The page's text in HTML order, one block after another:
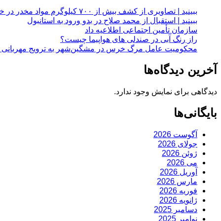
ببینید | تصاویری از کشف بیش از ۷۰۰ کیلوگرم مواد مخدر در خراسان رضوی
ببینید | استقبال از محمد صلاح در بدو ورود به استانبول
سازمان تأمین اجتماعی اطلاعیه داد
راز رنگ آبی در صندلی های هواپیما چیست؟
محکومیت عامل مرگ خرس در مشگین‌شهر به ترویج مهربانی
آخرین دیدگاه‌ها
دیدگاهی برای نمایش وجود ندارد.
بایگانی‌ها
آگوست 2026
جولای 2026
ژوئن 2026
می 2026
آوریل 2026
مارس 2026
فوریه 2026
ژانویه 2026
دسامبر 2025
نوامبر 2025